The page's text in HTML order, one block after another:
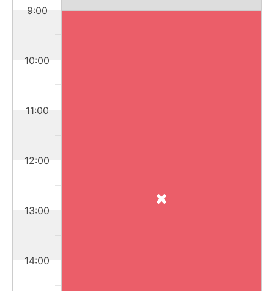
9:00
10:00
11:00
12:00
13:00
14:00